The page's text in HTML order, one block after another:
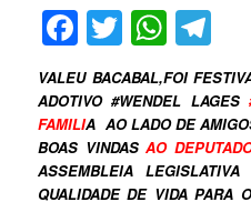
Facebook
Twitter
VALEU BACABAL,FOI
ADOTIVO #WENDEL LAGES
FAMILIA AO LADO DE
BOAS VINDASAO
ASSEMBLEIA
QUALIDADE DE VIDA PARA